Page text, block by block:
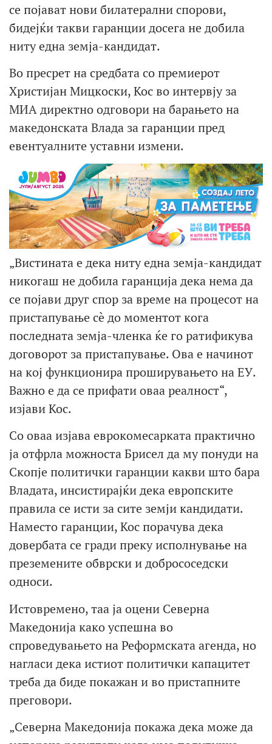
се појават нови билатерални спорови,
бидејќи такви гаранции досега не добила
ниту една земја-кандидат.
Во пресрет на средбата со премиерот
Христијан Мицкоски, Кос во интервју за
МИА директно одговори на барањето на
македонската Влада за гаранции пред
евентуалните уставни измени.
„Вистината е дека ниту една земја-кандидат
никогаш не добила гаранција дека нема да
се појави друг спор за време на процесот на
пристапување сè до моментот кога
последната земја-членка ќе го ратификува
договорот за пристапување. Ова е начинот
на кој функционира проширувањето на ЕУ.
Важно е да се прифати оваа реалност“,
изјави Кос.
Со оваа изјава еврокомесарката практично
ја отфрла можноста Брисел да му понуди на
Скопје политички гаранции какви што бара
Владата, инсистирајќи дека европските
правила се исти за сите земји кандидати.
Наместо гаранции, Кос порачува дека
довербата се гради преку исполнување на
преземените обврски и добрососедски
односи.
Истовремено, таа ја оцени Северна
Македонија како успешна во
спроведувањето на Реформската агенда, но
нагласи дека истиот политички капацитет
треба да биде покажан и во пристапните
преговори.
„Северна Македонија покажа дека може да